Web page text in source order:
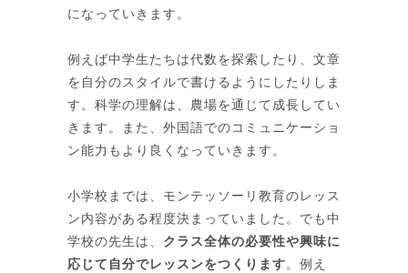
になっていきます。
例えば中学生たちは代数を探索したり、文章
を自分のスタイルで書けるようにしたりしま
す。科学の理解は、農場を通じて成長してい
きます。また、外国語でのコミュニケーショ
ン能力もより良くなっていきます。
小学校までは、モンテッソーリ教育のレッス
ン内容がある程度決まっていました。でも中
学校の先生は、 クラス全体の必要性や興味に
応じて自分でレッスンをつくります。例え